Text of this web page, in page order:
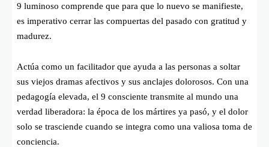
9 luminoso comprende que para que lo nuevo se manifieste,
es imperativo cerrar las compuertas del pasado con gratitud y
madurez.
Actúa como un facilitador que ayuda a las personas a soltar
sus viejos dramas afectivos y sus anclajes dolorosos. Con una
pedagogía elevada, el 9 consciente transmite al mundo una
verdad liberadora: la época de los mártires ya pasó, y el dolor
solo se trasciende cuando se integra como una valiosa toma de
conciencia.